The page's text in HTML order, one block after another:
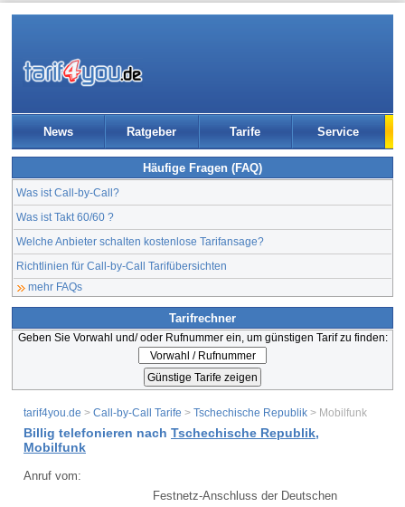
News Ratgeber Tarife Service
Häufige Fragen (FAQ)
Was ist Call-by-Call?
Was ist Takt 60/60 ?
Welche Anbieter schalten kostenlose Tarifansage?
Richtlinien für Call-by-Call Tarifübersichten
mehr FAQs
Tarifrechner
Geben Sie Vorwahl und/ oder Rufnummer ein, um günstigen Tarif zu finden:
tarif4you.de > Call-by-Call Tarife > Tschechische Republik > Mobilfunk
Billig telefonieren nach Tschechische Republik,
Mobilfunk
Anruf vom:
Festnetz-Anschluss der Deutschen